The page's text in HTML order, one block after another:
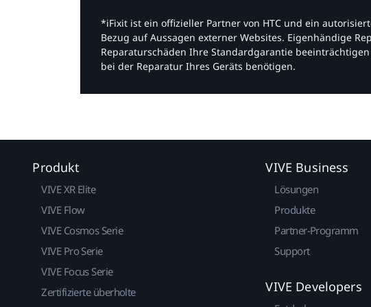
*iFixit ist ein offizieller Partner von HTC und ein
Bezug auf Aussagen externer Websites. Eigenhändige
Reparaturschäden Ihre Standardgarantie
bei der Reparatur Ihres Geräts benötigen.​
Produkt
VIVE XR Elite
VIVE Flow
VIVE Cosmos Serie
VIVE Pro Serie
VIVE Focus Serie
Zertifizierte überholte
VIVE Business
Lösungen
Produkte
Partner-Programm
Support
VIVE Developers